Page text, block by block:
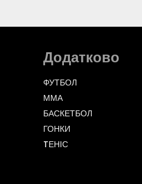
Додатково
ФУТБОЛ
ММА
БАСКЕТБОЛ
ГОНКИ
TЕНІС